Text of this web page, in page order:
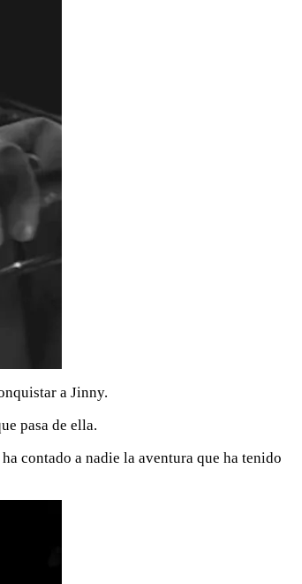
a Jinny.
pasa de ella.
contado a nadie la aventura que ha tenido